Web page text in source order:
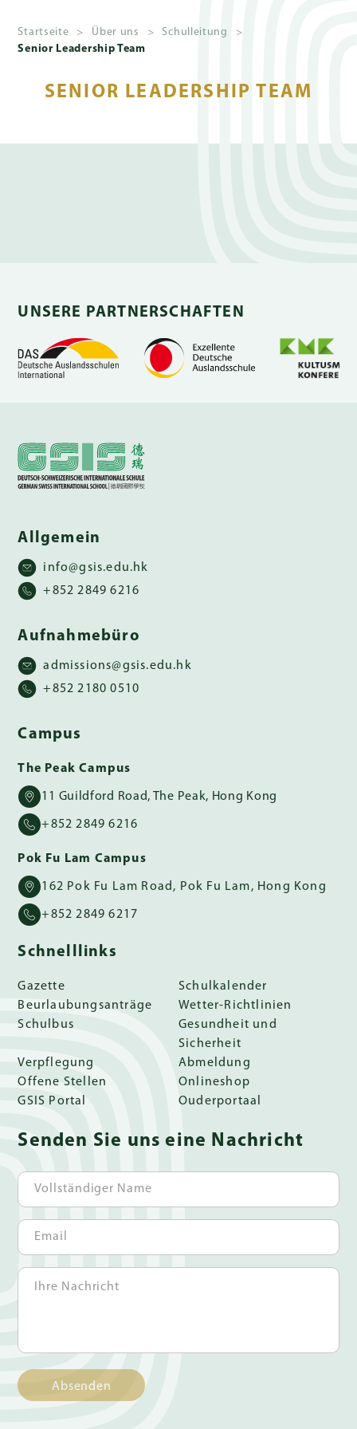
Spenden
Startseite > Über uns > Schulleitung
>
Senior Leadership Team
SENIOR LEADERSHIP TEAM
UNSERE PARTNERSCHAFTEN
Allgemein
info@gsis.edu.hk
+852 2849 6216
Aufnahmebüro
admissions@gsis.edu.hk
+852 2180 0510
Campus
The Peak Campus
11 Guildford Road, The Peak, Hong Kong
+852 2849 6216
Pok Fu Lam Campus
162 Pok Fu Lam Road, Pok Fu Lam, Hong Kong
+852 2849 6217
Schnelllinks
Gazette
Schulkalender
Beurlaubungsanträge
Wetter-Richtlinien
Schulbus
Gesundheit und
Sicherheit
Verpflegung
Abmeldung
Offene Stellen
Onlineshop
GSIS Portal
Ouderportaal
Senden Sie uns eine Nachricht
Absenden